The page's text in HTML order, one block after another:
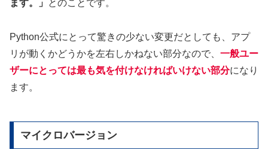
ます。」
とのことです。
Python公式にとって驚きの少ない変更だとしても、アプ
リが動くかどうかを左右しかねない部分なので、 一般ユー
ザーにとっては最も気を付けなければいけない部分になり
ます。
マイクロバージョン